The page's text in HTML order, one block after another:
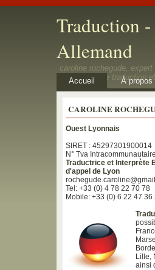
Traduction
Allemand
caroline rochegude,
prestations de traduction
Accueil À propos
CAROLINE
Ouest Lyonnais
SIRET : 45297301900014
N° Tva
Traductrice et Interprète
d'appel de Lyon
Tel: +33 (0) 4 78 22 70 78
Mobile: +33 (0) 6 22 47 36
Lille,
ainsi